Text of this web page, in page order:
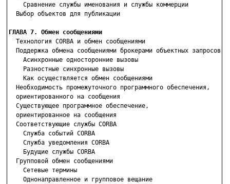
    Сравнение службы именования и службы коммерции
  Выбор объектов для публикации
ГЛАВА 7. Обмен сообщениями
Технология CORBA и обмен сообщениями
  Поддержка обмена сообщениями брокерами объектных запросов
    Асинхронные односторонние вызовы
    Разностные синхронные вызовы
    Как осуществляется обмен сообщениями
  Необходимость промежуточного программного обеспечения,
  ориентированного на сообщения
  Существующее программное обеспечение,
  ориентированное на сообщения
  Соответствующие службы CORBA
    Служба событий CORBA
    Служба уведомления CORBA
    Будущие службы CORBA
  Групповой обмен сообщениями
    Сетевые термины
    Однонаправленное и групповое вещание